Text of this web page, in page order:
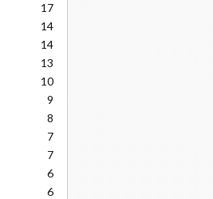
17
14
14
13
10
9
8
7
7
6
6